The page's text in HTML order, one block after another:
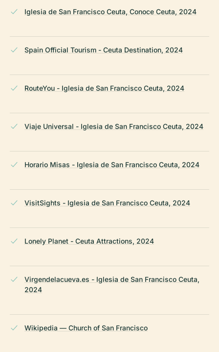
Iglesia de San Francisco Ceuta, Conoce Ceuta, 2024
Spain Official Tourism - Ceuta Destination, 2024
RouteYou - Iglesia de San Francisco Ceuta, 2024
Viaje Universal - Iglesia de San Francisco Ceuta, 2024
Horario Misas - Iglesia de San Francisco Ceuta, 2024
VisitSights - Iglesia de San Francisco Ceuta, 2024
Lonely Planet - Ceuta Attractions, 2024
Virgendelacueva.es - Iglesia de San Francisco Ceuta,
2024
Wikipedia — Church of San Francisco